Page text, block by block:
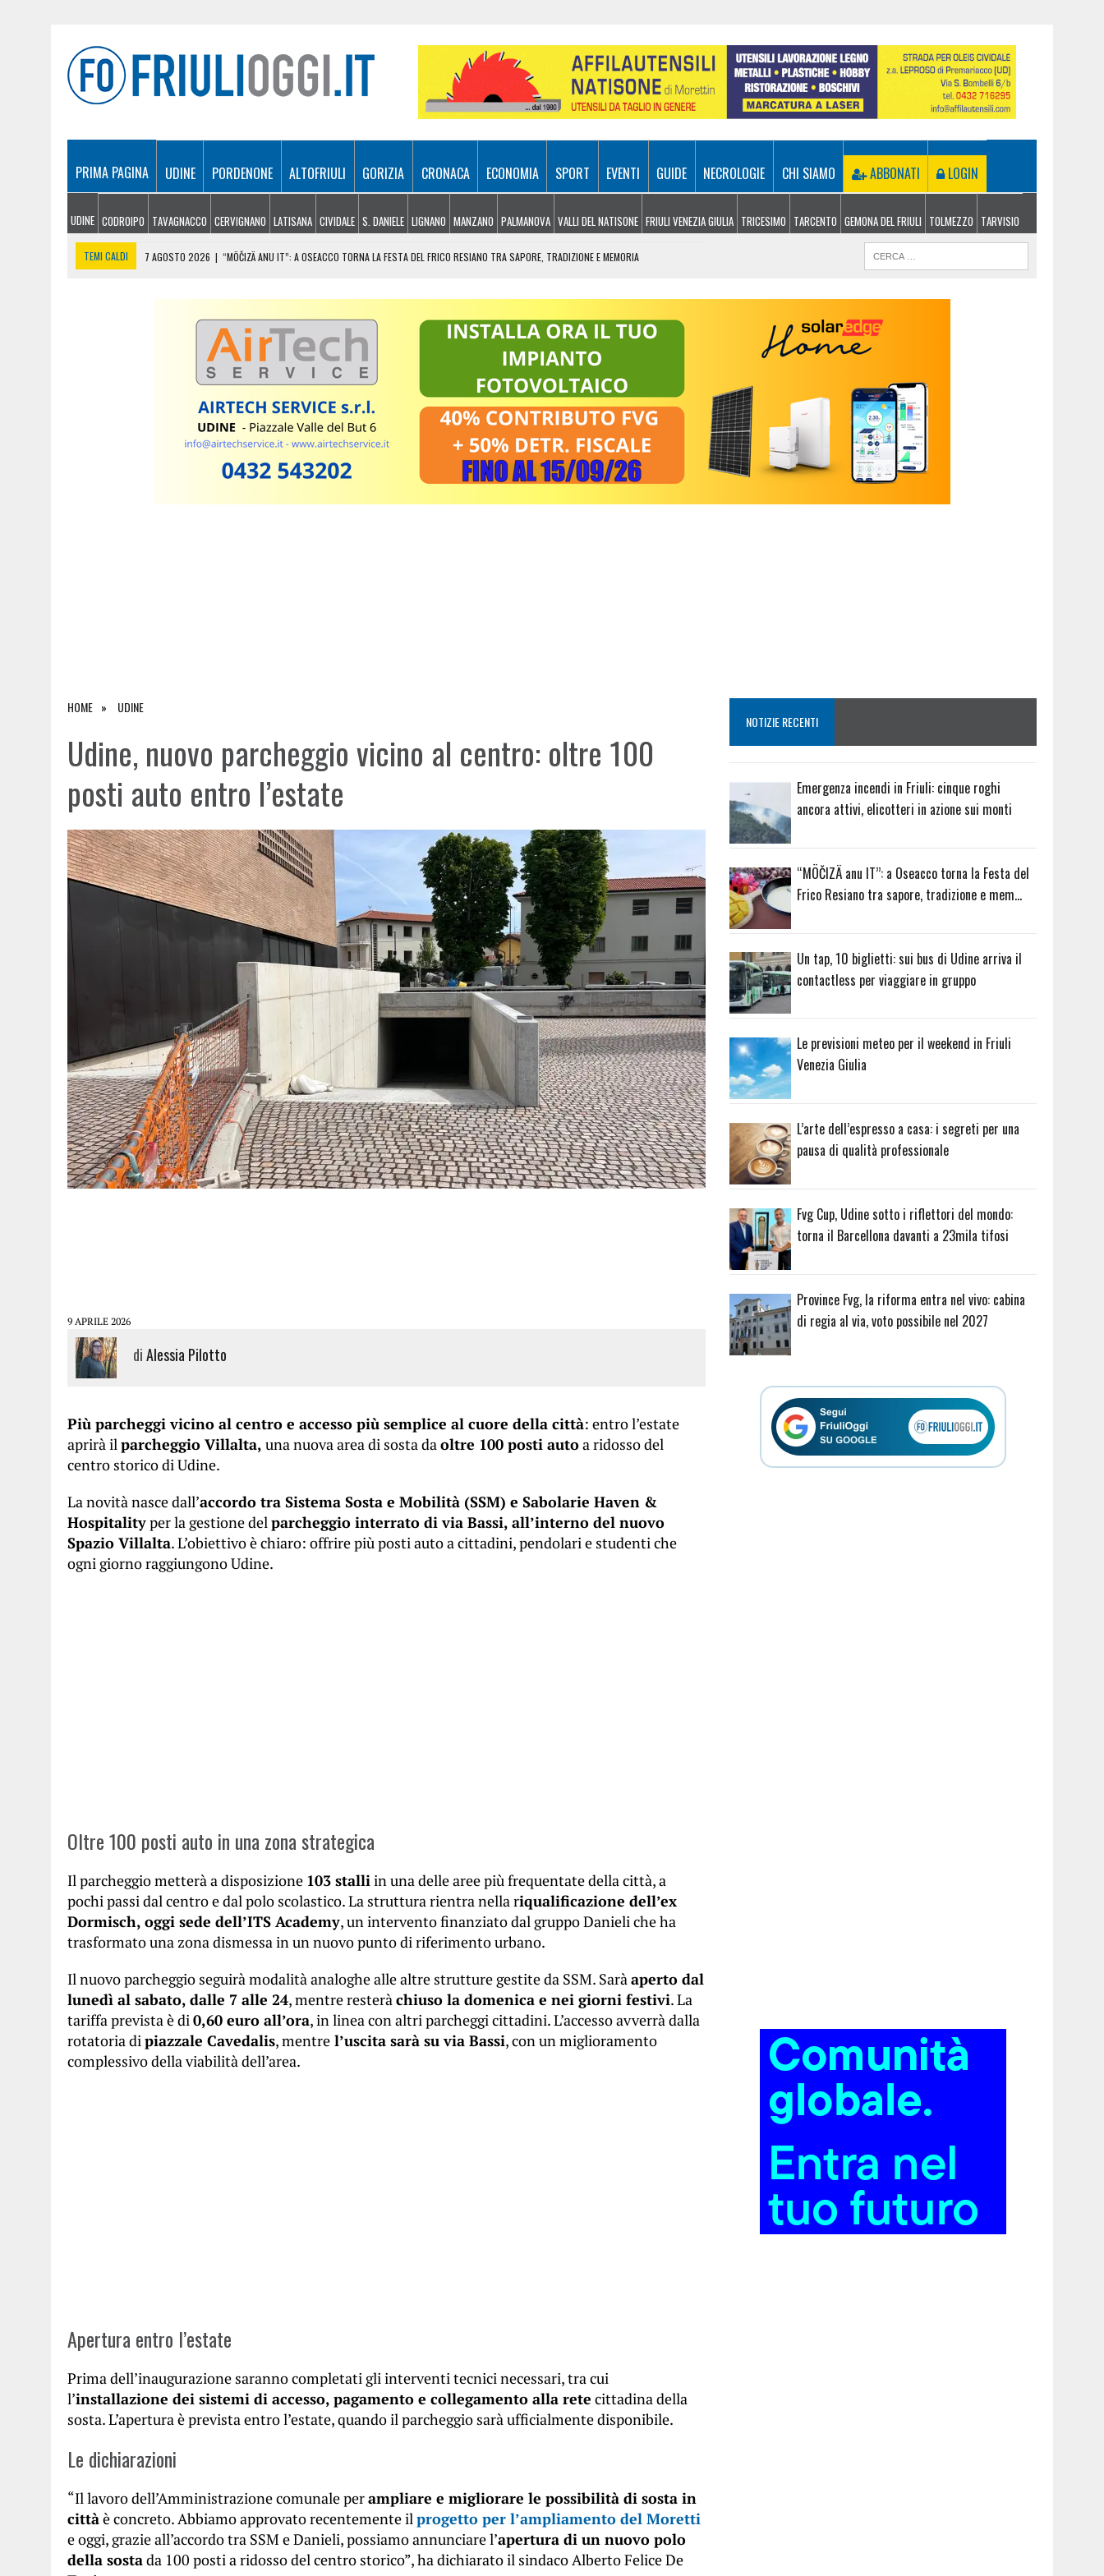
PRIMA PAGINA UDINE PORDENONE ALTOFRIULI GORIZIA CRONACA ECONOMIA SPORT EVENTI GUIDE NECROLOGIE CHI SIAMO ABBONATI LOGIN
UDINE CODROIPO TAVAGNACCO CERVIGNANO LATISANA CIVIDALE S. DANIELE LIGNANO MANZANO PALMANOVA VALLI DEL NATISONE FRIULI VENEZIA GIULIA TRICESIMO TARCENTO GEMONA DEL FRIULI TOLMEZZO TARVISIO
TEMI CALDI 7 AGOSTO 2026 | “MÖČIZÄ ANU IT”: A OSEACCO TORNA LA FESTA DEL FRICO RESIANO TRA SAPORE, TRADIZIONE E MEMORIA
L’ARTE DELL’ESPRESSO A CASA: I SEGRETI PER UNA PAUSA DI QUALITÀ PROFESSIONALE
EMERGENZA INCENDI IN FRIULI: CINQUE ROGHI ANCORA ATTIVI, ELICOTTERI IN AZIONE SUI MONTI
HOME UDINE
Udine, nuovo parcheggio vicino al centro: oltre 100
posti auto entro l’estate
9 APRILE 2026
diAlessia Pilotto
Più parcheggi vicino al centro e accesso più semplice al cuore della città: entro l’estate
aprirà ilparcheggio Villalta, una nuova area di sosta daoltre 100 posti autoa ridosso del
centro storico di Udine.
La novità nasce dall’accordo tra Sistema Sosta e Mobilità (SSM) e Sabolarie Haven &
Hospitalityper la gestione delparcheggio interrato di via Bassi, all’interno del nuovo
Spazio Villalta. L’obiettivo è chiaro: offrire più posti auto a cittadini, pendolari e studenti che
ogni giorno raggiungono Udine.
Oltre 100 posti auto in una zona strategica
Il parcheggio metterà a disposizione 103 stalliin una delle aree più frequentate della città, a
pochi passi dal centro e dal polo scolastico. La struttura rientra nella riqualificazione dell’ex
Dormisch, oggi sede dell’ITS Academy, un intervento finanziato dal gruppo Danieli che ha
trasformato una zona dismessa in un nuovo punto di riferimento urbano.
Il nuovo parcheggio seguirà modalità analoghe alle altre strutture gestite da SSM. Saràaperto dal
lunedì al sabato, dalle 7 alle 24, mentre resteràchiuso la domenica e nei giorni festivi. La
tariffa prevista è di0,60 euro all’ora, in linea con altri parcheggi cittadini. L’accesso avverrà dalla
rotatoria dipiazzale Cavedalis, mentre l’uscita sarà su via Bassi, con un miglioramento
complessivo della viabilità dell’area.
Apertura entro l’estate
Prima dell’inaugurazione saranno completati gli interventi tecnici necessari, tra cui
l’installazione dei sistemi di accesso, pagamento e collegamento alla rete cittadina della
sosta. L’apertura è prevista entro l’estate, quando il parcheggio sarà ufficialmente disponibile.
Le dichiarazioni
“Il lavoro dell’Amministrazione comunale perampliare e migliorare le possibilità di sosta in
cittàè concreto. Abbiamo approvato recentemente ilprogetto per l’ampliamento del Moretti
e oggi, grazie all’accordo tra SSM e Danieli, possiamo annunciare l’apertura di un nuovo polo
della sostada 100 posti a ridosso del centro storico”, ha dichiarato il sindaco Alberto Felice De
NOTIZIE RECENTI
Emergenza incendi in Friuli: cinque roghi
ancora attivi, elicotteri in azione sui monti
“MÖČIZÄ anu IT”: a Oseacco torna la Festa del
Frico Resiano tra sapore, tradizione e mem…
Un tap, 10 biglietti: sui bus di Udine arriva il
contactless per viaggiare in gruppo
Le previsioni meteo per il weekend in Friuli
Venezia Giulia
L’arte dell’espresso a casa: i segreti per una
pausa di qualità professionale
Fvg Cup, Udine sotto i riflettori del mondo:
torna il Barcellona davanti a 23mila tifosi
Province Fvg, la riforma entra nel vivo: cabina
di regia al via, voto possibile nel 2027